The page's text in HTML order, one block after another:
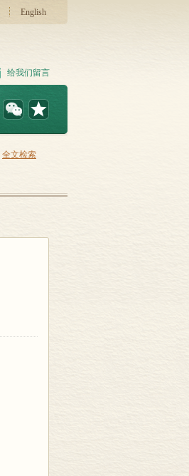
English
给我们留言
全文检索